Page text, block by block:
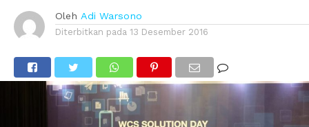
Oleh Adi Warsono
Diterbitkan pada 13 Desember 2016